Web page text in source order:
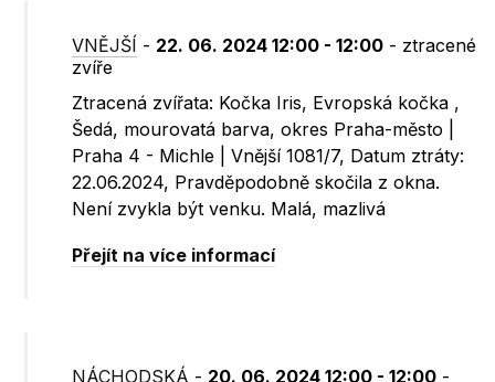
VNĚJŠÍ - 22. 06. 2024 12:00 - 12:00 - ztracené
zvíře
Ztracená zvířata: Kočka Iris, Evropská kočka ,
Šedá, mourovatá barva, okres Praha-město |
Praha 4 - Michle | Vnější 1081/7, Datum ztráty:
22.06.2024, Pravděpodobně skočila z okna.
Není zvykla být venku. Malá, mazlivá
Přejít na více informací
NÁCHODSKÁ - 20. 06. 2024 12:00 - 12:00 -